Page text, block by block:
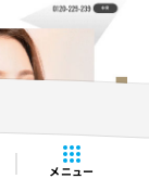
メニュー